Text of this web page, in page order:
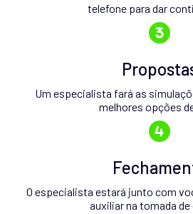
telefone para dar
Um especialista fará as
melhores opções
O especialista estará junto com
auxiliar na tomada